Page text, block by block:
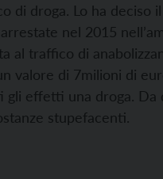
di droga. Lo ha deciso
nel 2015
al traffico di
valore di 7milioni di
effetti una droga. Da
stupefacenti.